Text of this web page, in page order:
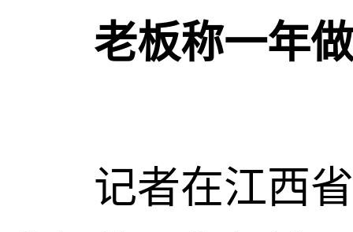
老板称一年
记者在江西省